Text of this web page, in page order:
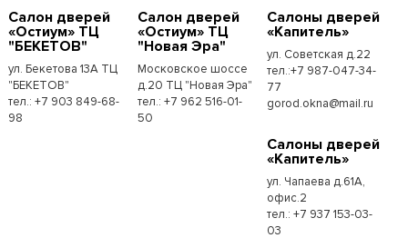
Cалон дверей
«Остиум» ТЦ
"БЕКЕТОВ"
ул. Бекетова 13А ТЦ
"БЕКЕТОВ"
тел.: +7 903 849-68-
98
Cалон дверей
«Остиум» ТЦ
"Новая Эра"
Московское шоссе
д.20 ТЦ "Новая Эра"
тел.: +7 962 516-01-
50
Cалоны дверей
«Капитель»
ул. Советская д.22
тел.:+7 987-047-34-
77
gorod.okna@mail.ru
Cалоны дверей
«Капитель»
ул. Чапаева д.61А,
офис.2
тел.: +7 937 153-03-
03